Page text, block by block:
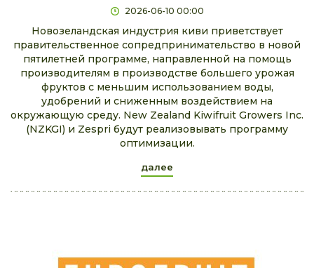
2026-06-10 00:00
Новозеландская индустрия киви приветствует
правительственное сопредпринимательство в новой
пятилетней программе, направленной на помощь
производителям в производстве большего урожая
фруктов с меньшим использованием воды,
удобрений и сниженным воздействием на
окружающую среду. New Zealand Kiwifruit Growers Inc.
(NZKGI) и Zespri будут реализовывать программу
оптимизации.
далее